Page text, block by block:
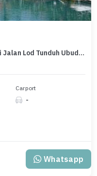
Dijual Hotel Mewah LT 15104 M2 di Jalan Lod Tunduh Ubud Bali
Carport
-
Whatsapp